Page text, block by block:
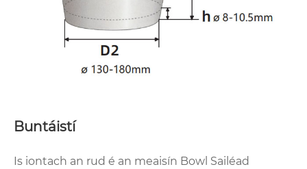
Buntáistí
Is iontach an rud é an meaisín Bowl Sailéad